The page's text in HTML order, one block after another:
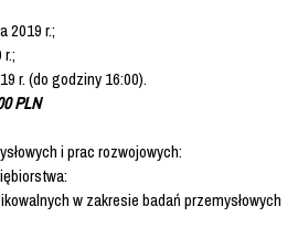
2019 r.;
r. (do godziny 16:00).
PLN
i prac rozwojowych:
w zakresie badań przemysłowych